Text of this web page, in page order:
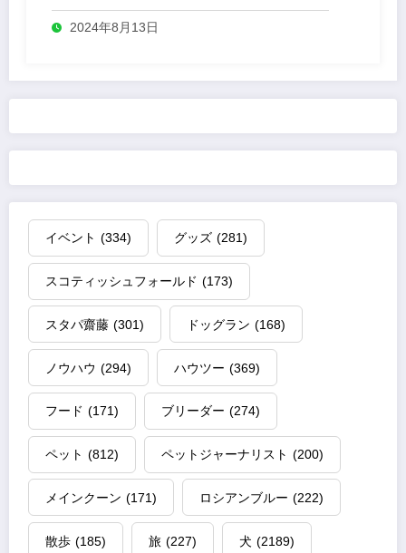
2024年8月13日
イベント (334) グッズ (281)
スコティッシュフォールド (173)
スタパ齋藤 (301) ドッグラン (168)
ノウハウ (294) ハウツー (369)
フード (171) ブリーダー (274)
ペット (812) ペットジャーナリスト (200)
メインクーン (171) ロシアンブルー (222)
散歩 (185) 旅 (227) 犬 (2189)